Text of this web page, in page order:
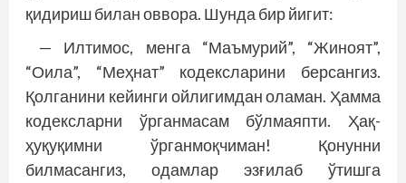
қидириш билан оввора. Шунда бир йигит:
— Илтимос, менга “Маъмурий”, “Жиноят”,
“Оила”, “Меҳнат” кодексларини берсангиз.
Қолганини кейинги ойлигимдан оламан. Ҳамма
кодексларни ўрганмасам бўлмаяпти. Ҳақ-
ҳуқуқимни ўрганмоқчиман! Қонунни
билмасангиз, одамлар эзғилаб ўтишга